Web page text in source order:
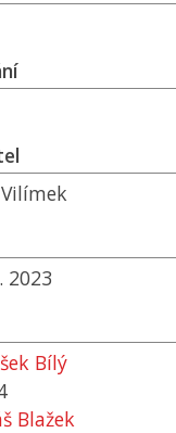
Vilímek
2023
Bílý
Blažek